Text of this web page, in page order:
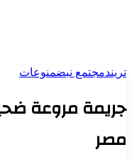
تريندمجتمع نبضمنوعات
جريمة مروعة
مصر